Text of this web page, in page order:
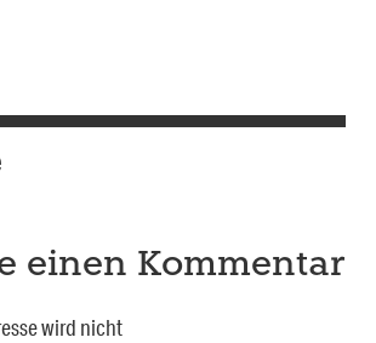
einen Kommentar
wird nicht